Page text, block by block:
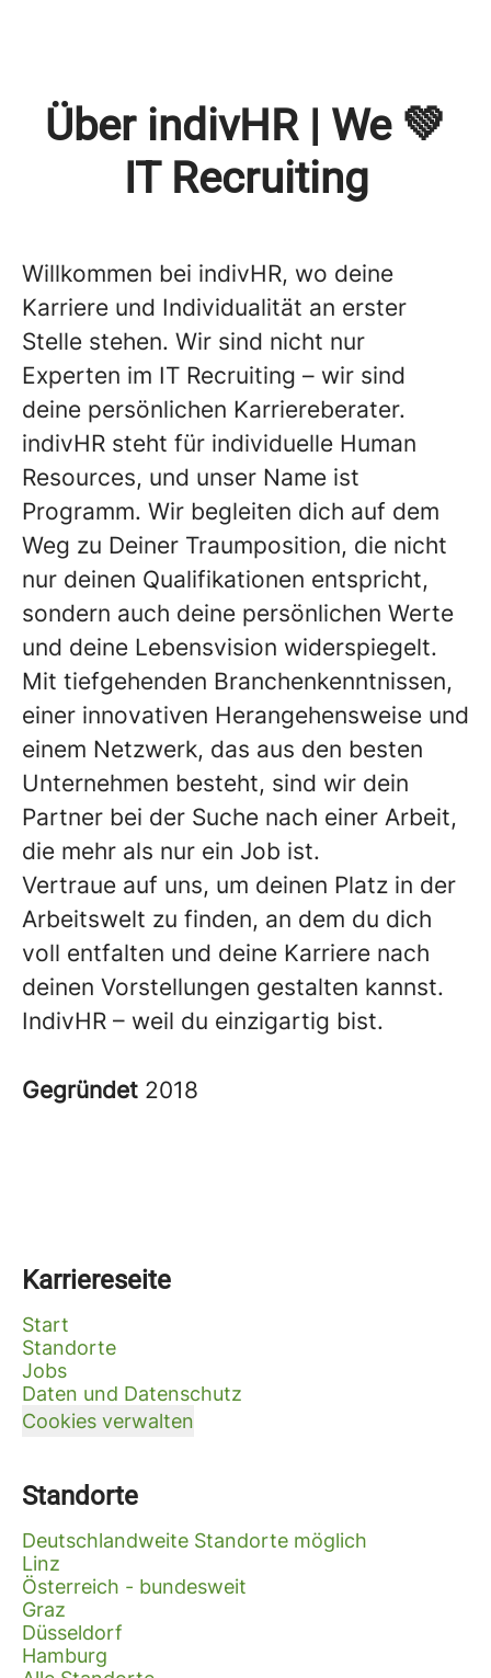
Über indivHR | We 💚
IT Recruiting
Willkommen bei indivHR, wo deine
Karriere und Individualität an erster
Stelle stehen. Wir sind nicht nur
Experten im IT Recruiting – wir sind
deine persönlichen Karriereberater.
indivHR steht für individuelle Human
Resources, und unser Name ist
Programm. Wir begleiten dich auf dem
Weg zu Deiner Traumposition, die nicht
nur deinen Qualifikationen entspricht,
sondern auch deine persönlichen Werte
und deine Lebensvision widerspiegelt.
Mit tiefgehenden Branchenkenntnissen,
einer innovativen Herangehensweise und
einem Netzwerk, das aus den besten
Unternehmen besteht, sind wir dein
Partner bei der Suche nach einer Arbeit,
die mehr als nur ein Job ist.
Vertraue auf uns, um deinen Platz in der
Arbeitswelt zu finden, an dem du dich
voll entfalten und deine Karriere nach
deinen Vorstellungen gestalten kannst.
IndivHR – weil du einzigartig bist.
Gegründet 2018
Karriereseite
Start
Standorte
Jobs
Daten und Datenschutz
Cookies verwalten
Standorte
Deutschlandweite Standorte möglich
Linz
Österreich - bundesweit
Graz
Düsseldorf
Hamburg